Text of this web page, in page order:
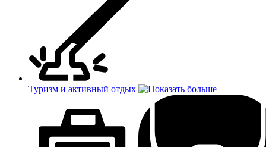
Туризм и активный отдых